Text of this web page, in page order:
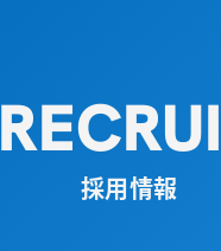
採用情報